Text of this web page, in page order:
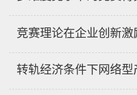
竞赛理论在企业创新激
转轨经济条件下网络